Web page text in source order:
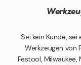
Sei kein Kunde,
Werkzeugen von
Festool,